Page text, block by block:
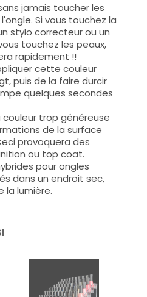
jamais toucher les
Si vous touchez la
stylo correcteur ou un
touchez les peaux,
rapidement !!
cette couleur
puis de la faire durcir
quelques secondes
trop généreuse
de la surface
provoquera des
ou top coat.
pour ongles
dans un endroit sec,
la lumière.